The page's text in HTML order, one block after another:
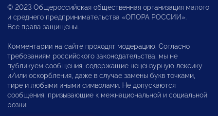
© 2023 Общероссийская общественная организация малого
и среднего предпринимательства «ОПОРА РОССИИ».
Все права защищены.
Комментарии на сайте проходят модерацию. Согласно
требованиям российского законодательства, мы не
публикуем сообщения, содержащие нецензурную лексику
и/или оскорбления, даже в случае замены букв точками,
тире и любыми иными символами. Не допускаются
сообщения, призывающие к межнациональной и социальной
розни.